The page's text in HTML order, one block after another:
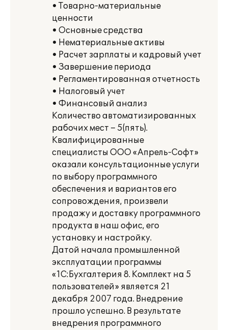
• Товарно-материальные
ценности
• Основные средства
• Нематериальные активы
• Расчет зарплаты и кадровый учет
• Завершение периода
• Регламентированная отчетность
• Налоговый учет
• Финансовый анализ
Количество автоматизированных
рабочих мест – 5(пять).
Квалифицированные
специалисты ООО «Апрель-Софт»
оказали консультационные услуги
по выбору программного
обеспечения и вариантов его
сопровождения, произвели
продажу и доставку программного
продукта в наш офис, его
установку и настройку.
Датой начала промышленной
эксплуатации программы
«1С:Бухгалтерия 8. Комплект на 5
пользователей» является 21
декабря 2007 года. Внедрение
прошло успешно. В результате
внедрения программного